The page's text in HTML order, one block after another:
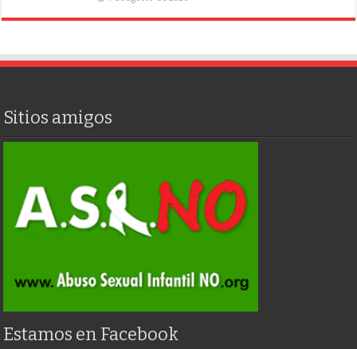
Sitios amigos
Estamos en Facebook